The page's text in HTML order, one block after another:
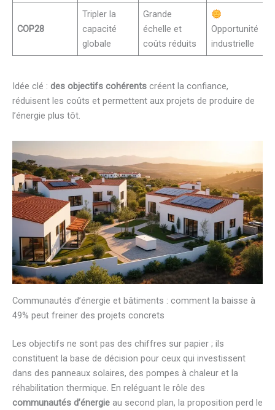
COP28
Tripler la
capacité
globale
Grande
échelle et
coûts réduits
Opportunité
industrielle
Idée clé : des objectifs cohérents créent la confiance,
réduisent les coûts et permettent aux projets de produire de
l’énergie plus tôt.
Communautés d’énergie et bâtiments : comment la baisse à
49% peut freiner des projets concrets
Les objectifs ne sont pas des chiffres sur papier ; ils
constituent la base de décision pour ceux qui investissent
dans des panneaux solaires, des pompes à chaleur et la
réhabilitation thermique. En reléguant le rôle des
communautés d’énergie au second plan, la proposition perd le